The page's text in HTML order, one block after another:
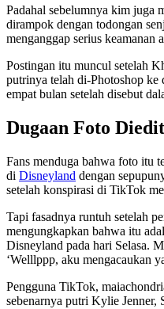
Padahal sebelumnya kim juga
dirampok dengan todongan
menganggap serius keamanan
Postingan itu muncul setelah
putrinya telah di-Photoshop ke
empat bulan setelah disebut
Dugaan Foto Diedit
Fans menduga bahwa foto itu
di Disneyland dengan
setelah konspirasi di TikTok
Tapi fasadnya runtuh setelah
mengungkapkan bahwa itu
Disneyland pada hari Selasa.
‘Welllppp, aku mengacaukan
Pengguna TikTok,
sebenarnya putri Kylie Jenner,